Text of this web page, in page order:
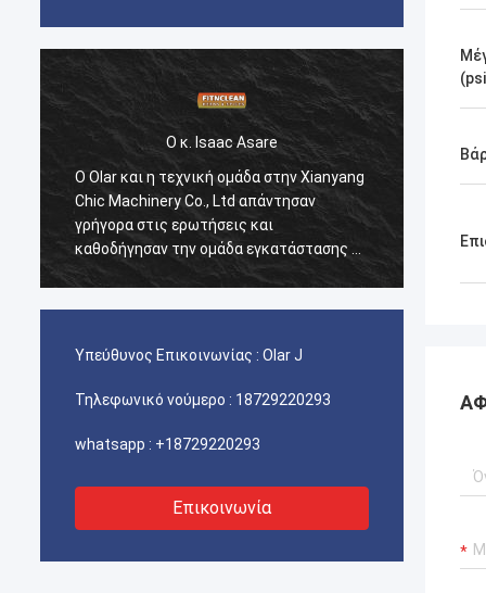
Ο κ. Isaac Asare
Ο Olar και η τεχνική ομάδα στην Xianyang
Chic Machinery Co., Ltd απάντησαν
γρήγορα στις ερωτήσεις και
καθοδήγησαν την ομάδα εγκατάστασης σε
όλη τη διαδικασία. Στο τέλος, το
αγορά.
Υπεύθυνος Επικοινωνίας : Olar J
Τηλεφωνικό νούμερο : 18729220293
whatsapp : +18729220293
Επικοινωνία